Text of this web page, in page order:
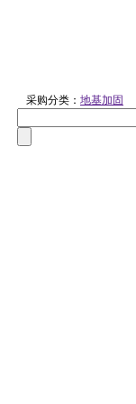
采购分类： 地基加固